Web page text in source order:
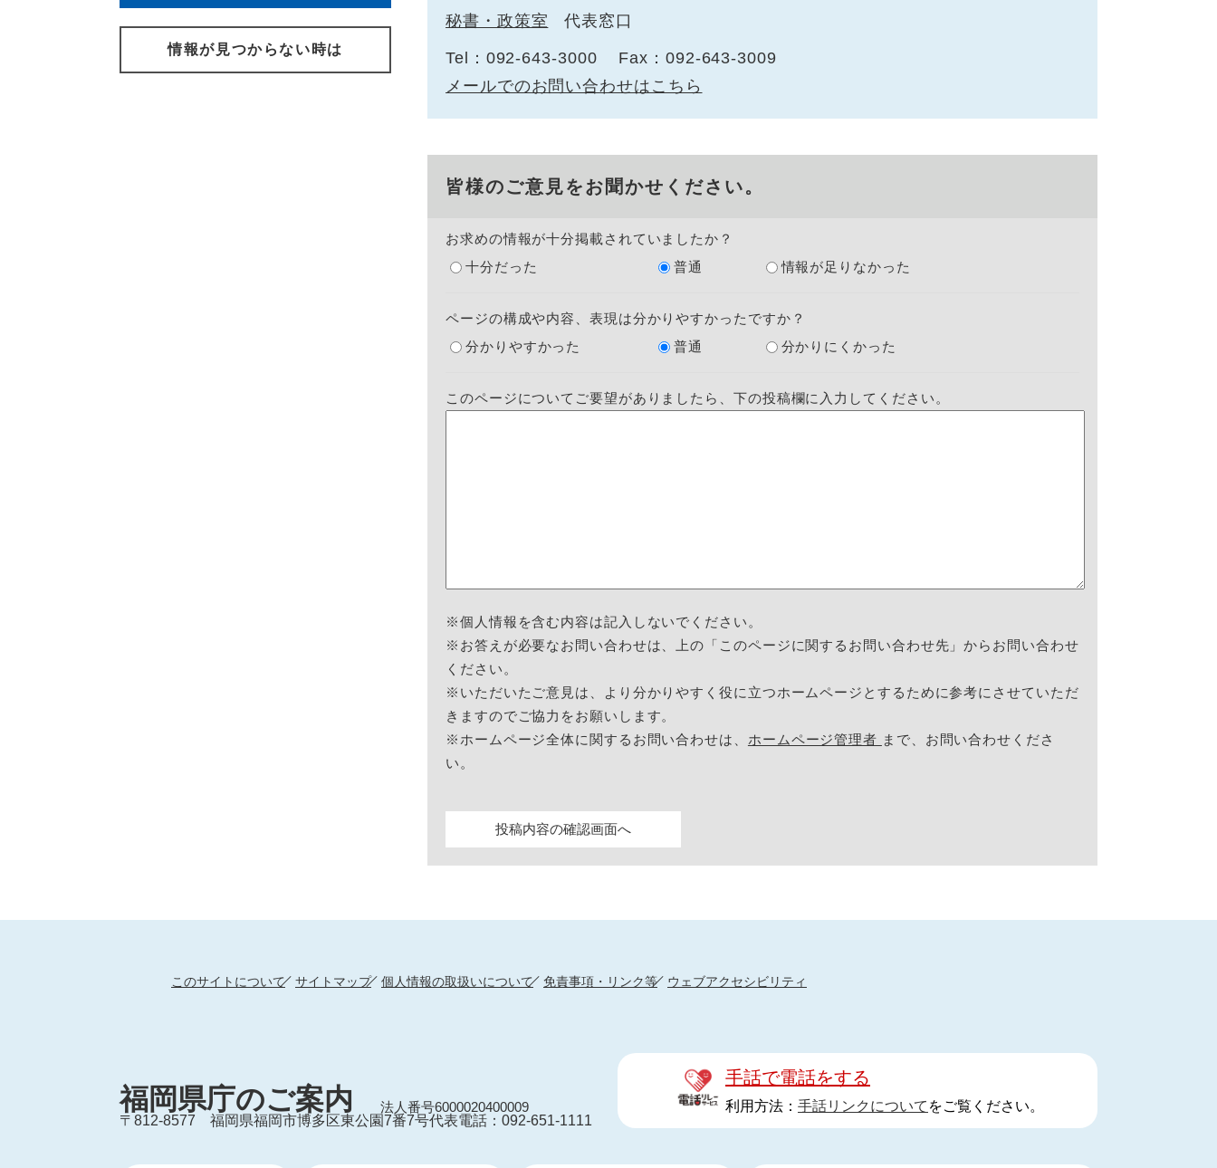
秘書・政策室 代表窓口
Tel：092-643-3000
Fax：092-643-3009
メールでのお問い合わせはこちら
皆様のご意見をお聞かせください。
お求めの情報が十分掲載されていましたか？
十分だった
普通 情報が足りなかった
ページの構成や内容、表現は分かりやすかったですか？
分かりやすかった
普通 分かりにくかった
このページについてご要望がありましたら、下の投稿欄に入力してください。
※個人情報を含む内容は記入しないでください。
※お答えが必要なお問い合わせは、上の「このページに関するお問い合わせ先」からお問い合わせ
ください。
※いただいたご意見は、より分かりやすく役に立つホームページとするために参考にさせていただ
きますのでご協力をお願いします。
※ホームページ全体に関するお問い合わせは、 ホームページ管理者 まで、お問い合わせくださ
い。
情報が見つからない時は
このサイトについて サイトマップ 個人情報の取扱いについて 免責事項・リンク等 ウェブアクセシビリティ
福岡県庁のご案内
法人番号6000020400009
〒812-8577
福岡県福岡市博多区東公園7番7号代表電話：092-651-1111
手話で電話をする
利用方法： 手話リンクについて をご覧ください。